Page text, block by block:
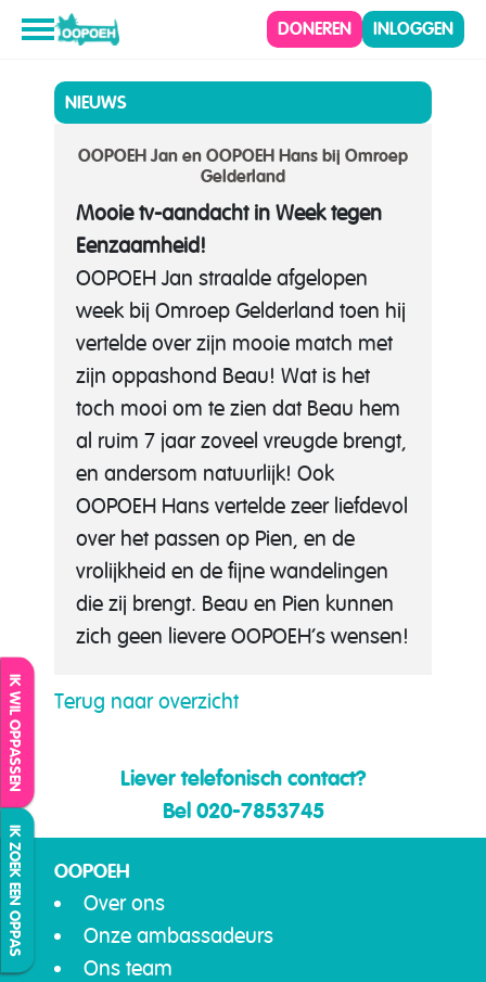
DONEREN INLOGGEN
IK WIL OPPASSEN
IK ZOEK EEN OPPAS
NIEUWS
OOPOEH Jan en OOPOEH Hans bij Omroep
Gelderland
Mooie tv-aandacht in Week tegen
Eenzaamheid!
OOPOEH Jan straalde afgelopen
week bij Omroep Gelderland toen hij
vertelde over zijn mooie match met
zijn oppashond Beau! Wat is het
toch mooi om te zien dat Beau hem
al ruim 7 jaar zoveel vreugde brengt,
en andersom natuurlijk! Ook
OOPOEH Hans vertelde zeer liefdevol
over het passen op Pien, en de
vrolijkheid en de fijne wandelingen
die zij brengt. Beau en Pien kunnen
zich geen lievere OOPOEH’s wensen!
Terug naar overzicht
Liever telefonisch contact?
Bel 020-7853745
OOPOEH
Over ons
Onze ambassadeurs
Ons team